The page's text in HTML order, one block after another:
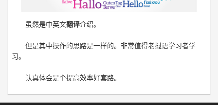
虽然是中英文翻译介绍。
但是其中操作的思路是一样的。非常值得老挝语学习者学
习。
认真体会是个提高效率好套路。